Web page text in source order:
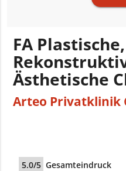
FA Plastische,
Ästhetische
Arteo Privatklinik
5.0/5 Gesamteindruck